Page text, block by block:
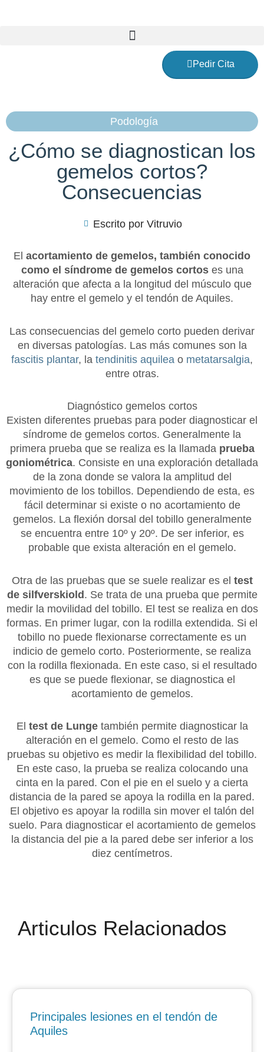
Pedir Cita
Podología
¿Cómo se diagnostican los
gemelos cortos?
Consecuencias
Escrito por Vitruvio
El acortamiento de gemelos, también conocido
como el síndrome de gemelos cortoses una
alteración que afecta a la longitud del músculo que
hay entre el gemelo y el tendón de Aquiles.
Las consecuencias del gemelo corto pueden derivar
en diversas patologías. Las más comunes son la
fascitis plantar, la tendinitis aquilea o metatarsalgia,
entre otras.
Diagnóstico gemelos cortos
Existen diferentes pruebas para poder diagnosticar el
síndrome de gemelos cortos. Generalmente la
primera prueba que se realiza es la llamada prueba
goniométrica. Consiste en una exploración detallada
de la zona donde se valora la amplitud del
movimiento de los tobillos. Dependiendo de esta, es
fácil determinar si existe o no acortamiento de
gemelos. La flexión dorsal del tobillo generalmente
se encuentra entre 10º y 20º. De ser inferior, es
probable que exista alteración en el gemelo.
Otra de las pruebas que se suele realizar es el test
de silfverskiold. Se trata de una prueba que permite
medir la movilidad del tobillo. El test se realiza en dos
formas. En primer lugar, con la rodilla extendida. Si el
tobillo no puede flexionarse correctamente es un
indicio de gemelo corto. Posteriormente, se realiza
con la rodilla flexionada. En este caso, si el resultado
es que se puede flexionar, se diagnostica el
acortamiento de gemelos.
El test de Lunge también permite diagnosticar la
alteración en el gemelo. Como el resto de las
pruebas su objetivo es medir la flexibilidad del tobillo.
En este caso, la prueba se realiza colocando una
cinta en la pared. Con el pie en el suelo y a cierta
distancia de la pared se apoya la rodilla en la pared.
El objetivo es apoyar la rodilla sin mover el talón del
suelo. Para diagnosticar el acortamiento de gemelos
la distancia del pie a la pared debe ser inferior a los
diez centímetros.
Articulos Relacionados
Principales lesiones en el tendón de
Aquiles